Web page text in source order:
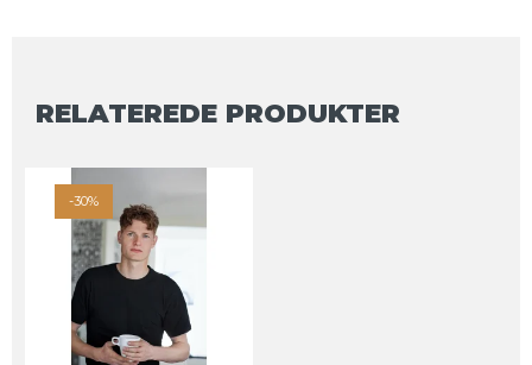
RELATEREDE PRODUKTER
-30%